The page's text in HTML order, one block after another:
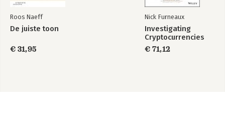
Roos Naeff
De juiste toon
€ 31,95
Nick Furneaux
Investigating
Cryptocurrencies
€ 71,12